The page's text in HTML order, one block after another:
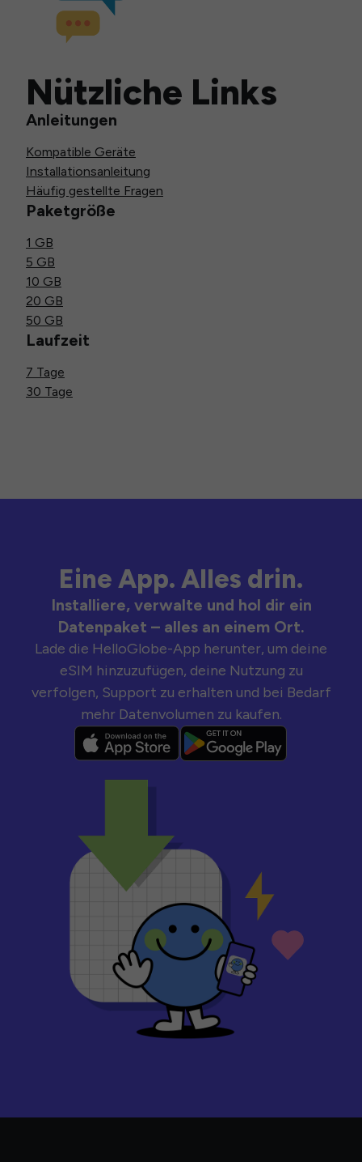
Nützliche Links
Anleitungen
Kompatible Geräte
Installationsanleitung
Häufig gestellte Fragen
Paketgröße
1 GB
5 GB
10 GB
20 GB
50 GB
Laufzeit
7 Tage
30 Tage
Eine App. Alles drin.
Installiere, verwalte und hol dir ein
Datenpaket – alles an einem Ort.
Lade die HelloGlobe-App herunter, um deine
eSIM hinzuzufügen, deine Nutzung zu
verfolgen, Support zu erhalten und bei Bedarf
mehr Datenvolumen zu kaufen.